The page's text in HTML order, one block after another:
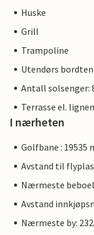
Huske
Grill
Trampoline
Utendørs
Antall solsenger:
Terrasse el.
I nærheten
Golfbane : 19535
Avstand til
Nærmeste
Avstand
Nærmeste by: